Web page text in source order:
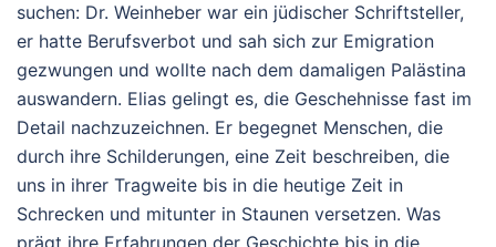
suchen: Dr. Weinheber war ein jüdischer Schriftsteller,
er hatte Berufsverbot und sah sich zur Emigration
gezwungen und wollte nach dem damaligen Palästina
auswandern. Elias gelingt es, die Geschehnisse fast im
Detail nachzuzeichnen. Er begegnet Menschen, die
durch ihre Schilderungen, eine Zeit beschreiben, die
uns in ihrer Tragweite bis in die heutige Zeit in
Schrecken und mitunter in Staunen versetzen. Was
prägt ihre Erfahrungen der Geschichte bis in die